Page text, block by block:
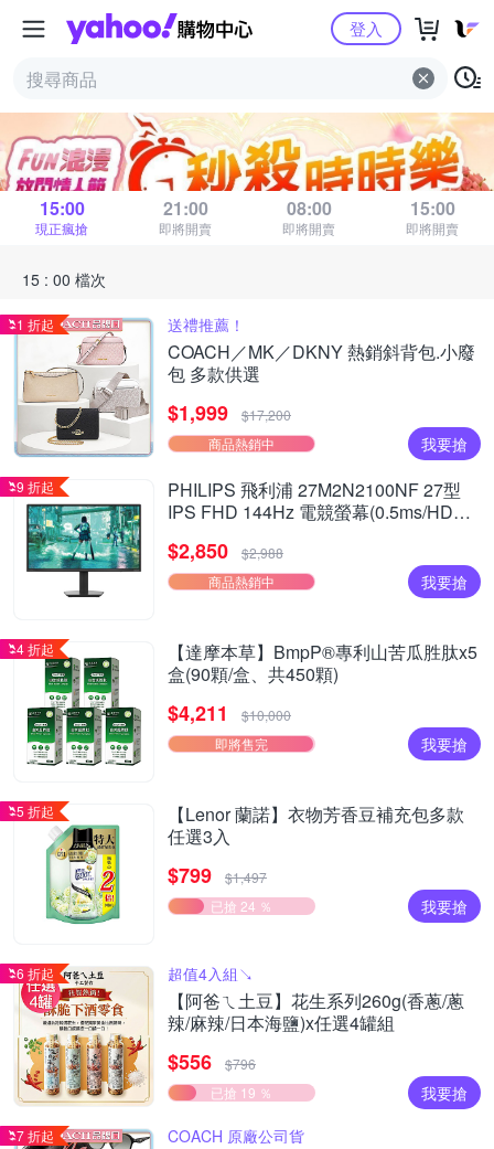
Yahoo購物中心
登入
秒殺時時樂
距 15 : 00 場結束
15:00
現正瘋搶
21:00
即將開賣
08:00
即將開賣
15:00
即將開賣
15 : 00 檔次
1 折起 送禮推薦！
COACH／MK／DKNY 熱銷斜背包.小廢
包 多款供選
$1,999
$17,200
商品熱銷中
我要搶
9 折起
PHILIPS 飛利浦 27M2N2100NF 27型
IPS FHD 144Hz 電競螢幕(0.5ms/HDMI/
$2,850
$2,988
商品熱銷中
我要搶
4 折起
【達摩本草】BmpP®專利山苦瓜胜肽x5
盒(90顆/盒、共450顆)
$4,211
$10,000
即將售完
我要搶
5 折起
【Lenor 蘭諾】衣物芳香豆補充包多款
任選3入
$799
$1,497
已搶 24 ％
我要搶
6 折起 超值4入組↘︎
【阿爸ㄟ土豆】花生系列260g(香蔥/蔥
辣/麻辣/日本海鹽)x任選4罐組
$556
$796
已搶 19 ％
我要搶
7 折起 COACH 原廠公司貨